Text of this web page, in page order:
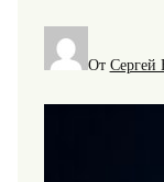
От Сергей